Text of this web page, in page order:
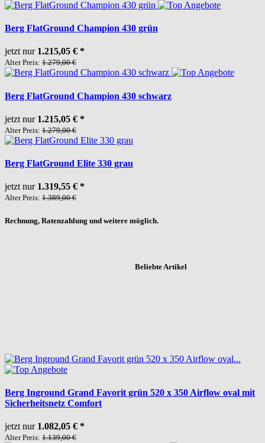
Berg FlatGround Champion 430 grün
jetzt nur 1.215,05 € *
Alter Preis: 1.279,00 €
Berg FlatGround Champion 430 schwarz
jetzt nur 1.215,05 € *
Alter Preis: 1.279,00 €
Berg FlatGround Elite 330 grau
jetzt nur 1.319,55 € *
Alter Preis: 1.389,00 €
Rechnung, Ratenzahlung und weitere möglich.
Beliebte Artikel
Berg Inground Grand Favorit grün 520 x 350 Airflow oval mit
Sicherheitsnetz Comfort
jetzt nur 1.082,05 € *
Alter Preis: 1.139,00 €